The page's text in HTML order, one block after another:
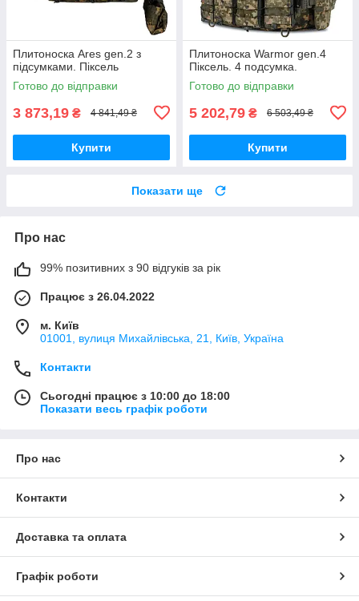
Плитоноска Ares gen.2 з
підсумками. Піксель
Готово до відправки
3 873,19 ₴ 4 841,49 ₴
Купити
Плитоноска Warmor gen.4
Піксель. 4 подсумка.
Готово до відправки
5 202,79 ₴ 6 503,49 ₴
Купити
Показати ще
Про нас
99% позитивних з 90 відгуків за рік
Працює з 26.04.2022
м. Київ
01001, вулиця Михайлівська, 21, Київ, Україна
Контакти
Сьогодні працює з 10:00 до 18:00
Показати весь графік роботи
Про нас
Контакти
Доставка та оплата
Графік роботи